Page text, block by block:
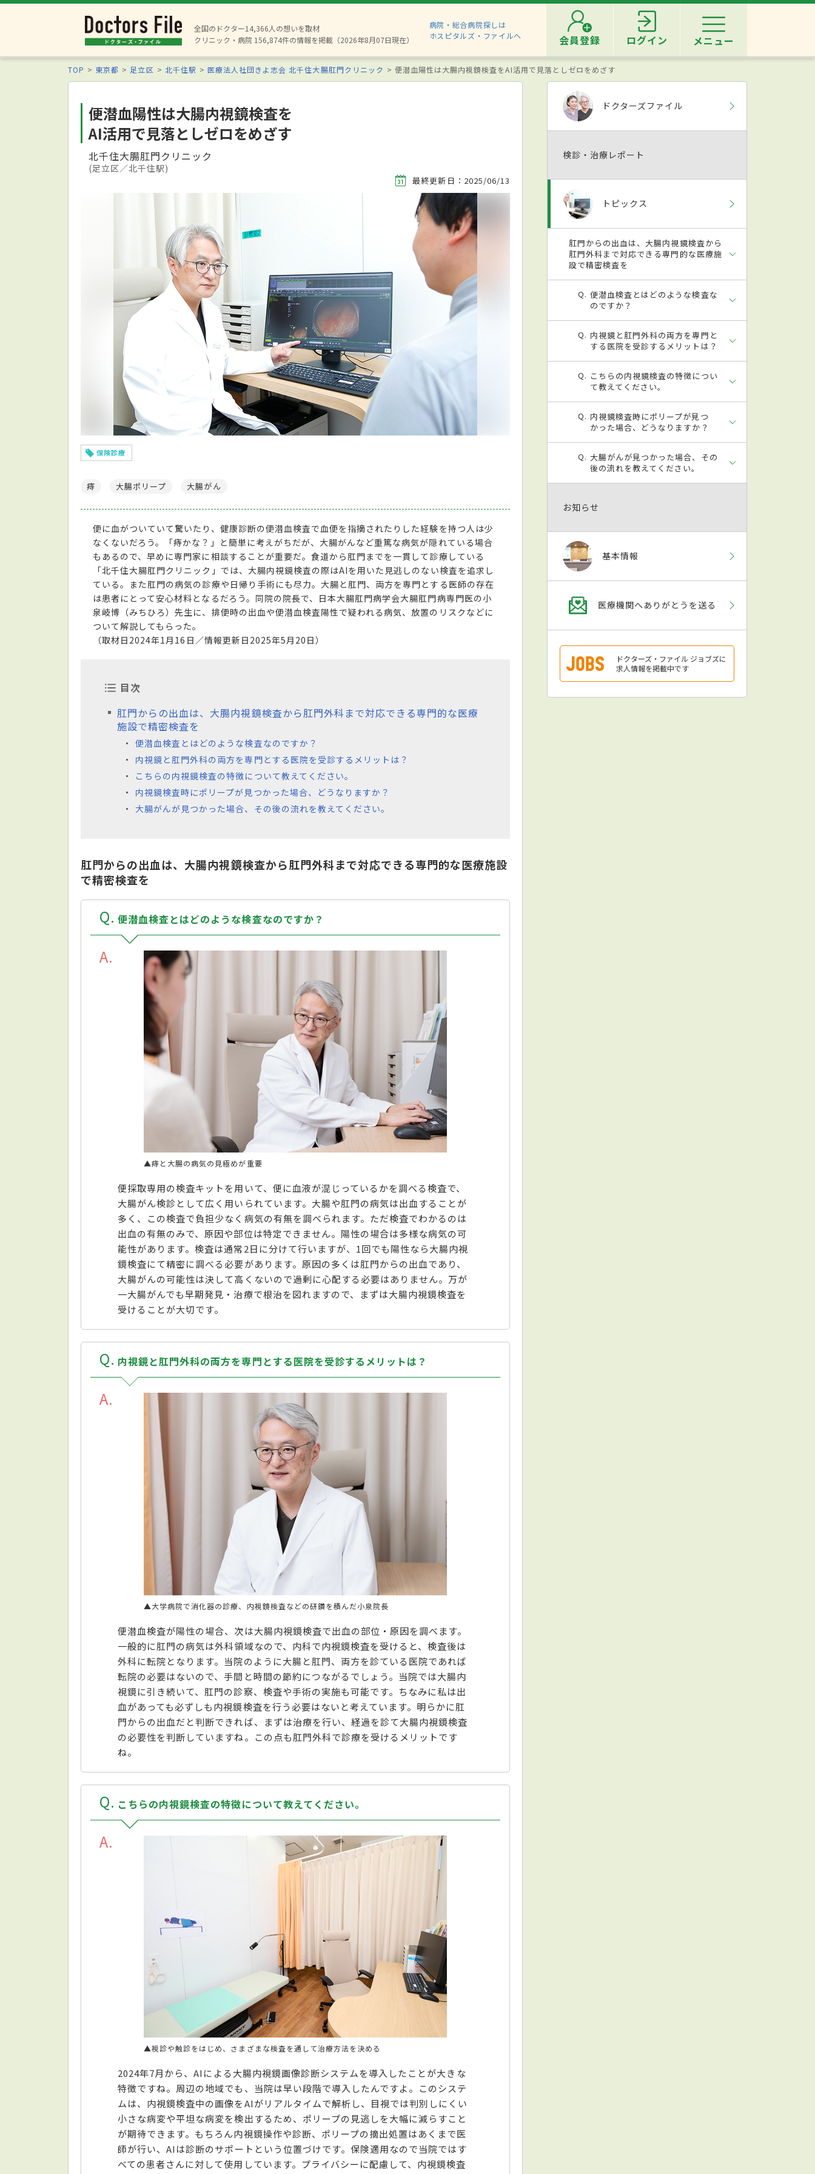
全国のドクター14,366人の想いを取材
クリニック・病院 156,874件の情報を掲載（2026年8月07日現在）
病院・総合病院探しは
ホスピタルズ・ファイルへ
会員登録 ログイン メニュー
TOP 東京都 足立区 北千住駅 医療法人社団きよ志会 北千住大腸肛門クリニック 便潜血陽性は大腸内視鏡検査をAI活用で見落としゼロをめざす
便潜血陽性は大腸内視鏡検査を
AI活用で見落としゼロをめざす
北千住大腸肛門クリニック
(足立区／北千住駅)
最終更新日：2025/06/13
保険診療
痔 大腸ポリープ 大腸がん
便に血がついていて驚いたり、健康診断の便潜血検査で血便を指摘されたりした経験を持つ人は少
なくないだろう。「痔かな？」と簡単に考えがちだが、大腸がんなど重篤な病気が隠れている場合
もあるので、早めに専門家に相談することが重要だ。食道から肛門までを一貫して診療している
「北千住大腸肛門クリニック」では、大腸内視鏡検査の際はAIを用いた見逃しのない検査を追求し
ている。また肛門の病気の診療や日帰り手術にも尽力。大腸と肛門、両方を専門とする医師の存在
は患者にとって安心材料となるだろう。同院の院長で、日本大腸肛門病学会大腸肛門病専門医の小
泉岐博（みちひろ）先生に、排便時の出血や便潜血検査陽性で疑われる病気、放置のリスクなどに
ついて解説してもらった。
（取材日2024年1月16日／情報更新日2025年5月20日）
目次
肛門からの出血は、大腸内視鏡検査から肛門外科まで対応できる専門的な医療
施設で精密検査を
便潜血検査とはどのような検査なのですか？
内視鏡と肛門外科の両方を専門とする医院を受診するメリットは？
こちらの内視鏡検査の特徴について教えてください。
内視鏡検査時にポリープが見つかった場合、どうなりますか？
大腸がんが見つかった場合、その後の流れを教えてください。
肛門からの出血は、大腸内視鏡検査から肛門外科まで対応できる専門的な医療施設
で精密検査を
Q 便潜血検査とはどのような検査なのですか？
A
▲痔と大腸の病気の見極めが重要
便採取専用の検査キットを用いて、便に血液が混じっているかを調べる検査で、
大腸がん検診として広く用いられています。大腸や肛門の病気は出血することが
多く、この検査で負担少なく病気の有無を調べられます。ただ検査でわかるのは
出血の有無のみで、原因や部位は特定できません。陽性の場合は多様な病気の可
能性があります。検査は通常2日に分けて行いますが、1回でも陽性なら大腸内視
鏡検査にて精密に調べる必要があります。原因の多くは肛門からの出血であり、
大腸がんの可能性は決して高くないので過剰に心配する必要はありません。万が
一大腸がんでも早期発見・治療で根治を図れますので、まずは大腸内視鏡検査を
受けることが大切です。
Q 内視鏡と肛門外科の両方を専門とする医院を受診するメリットは？
A
▲大学病院で消化器の診療、内視鏡検査などの研鑽を積んだ小泉院長
便潜血検査が陽性の場合、次は大腸内視鏡検査で出血の部位・原因を調べます。
一般的に肛門の病気は外科領域なので、内科で内視鏡検査を受けると、検査後は
外科に転院となります。当院のように大腸と肛門、両方を診ている医院であれば
転院の必要はないので、手間と時間の節約につながるでしょう。当院では大腸内
視鏡に引き続いて、肛門の診察、検査や手術の実施も可能です。ちなみに私は出
血があっても必ずしも内視鏡検査を行う必要はないと考えています。明らかに肛
門からの出血だと判断できれば、まずは治療を行い、経過を診て大腸内視鏡検査
の必要性を判断していますね。この点も肛門外科で診療を受けるメリットです
ね。
Q こちらの内視鏡検査の特徴について教えてください。
A
▲視診や触診をはじめ、さまざまな検査を通して治療方法を決める
2024年7月から、AIによる大腸内視鏡画像診断システムを導入したことが大きな
特徴ですね。周辺の地域でも、当院は早い段階で導入したんですよ。このシステ
ムは、内視鏡検査中の画像をAIがリアルタイムで解析し、目視では判別しにくい
小さな病変や平坦な病変を検出するため、ポリープの見逃しを大幅に減らすこと
が期待できます。もちろん内視鏡操作や診断、ポリープの摘出処置はあくまで医
師が行い、AIは診断のサポートという位置づけです。保険適用なので当院ではす
べての患者さんに対して使用しています。プライバシーに配慮して、内視鏡検査
ドクターズファイル
検診・治療レポート
トピックス
肛門からの出血は、大腸内視鏡検査から
肛門外科まで対応できる専門的な医療施
設で精密検査を
便潜血検査とはどのような検査な
のですか？
内視鏡と肛門外科の両方を専門と
する医院を受診するメリットは？
こちらの内視鏡検査の特徴につい
て教えてください。
内視鏡検査時にポリープが見つ
かった場合、どうなりますか？
大腸がんが見つかった場合、その
後の流れを教えてください。
お知らせ
基本情報
医療機関へありがとうを送る
ドクターズ・ファイル ジョブズに
求人情報を掲載中です